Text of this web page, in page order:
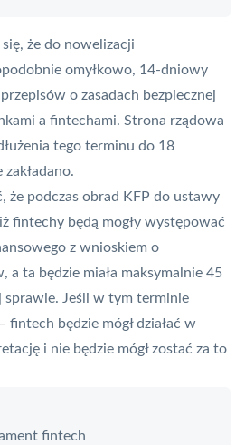
że do nowelizacji
omyłkowo, 14-dniowy
o zasadach bezpiecznej
a fintechami. Strona rządowa
tego terminu do 18
że podczas obrad KFP do ustawy
fintechy będą mogły występować
z wnioskiem o
a ta będzie miała maksymalnie 45
Jeśli w tym terminie
fintech będzie mógł działać w
i nie będzie mógł zostać za to
fintech